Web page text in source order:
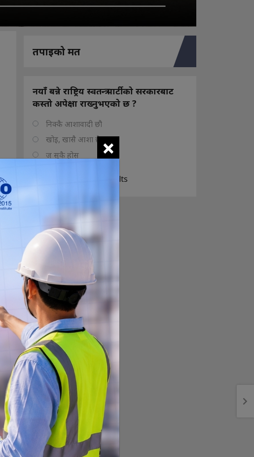
तपाइको मत
नयाँ बन्ने राष्ट्रिय स्वतन्त्र पार्टीको सरकारबाट
कस्तो अपेक्षा राख्नुभएको छ ?
निक्कै आशावादी छौ
खोइ, खासै आशा छैन
ज सुकै होस्
View Results
×